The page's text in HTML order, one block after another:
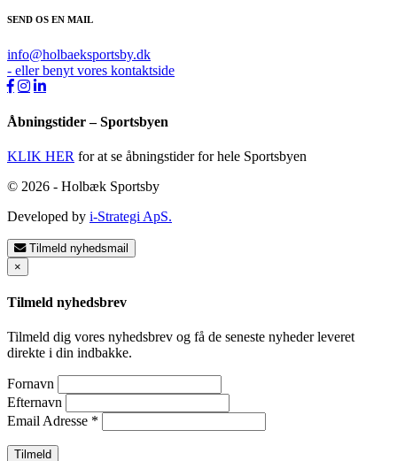
SEND OS EN MAIL
info@holbaeksportsby.dk
- eller benyt vores kontaktside
Åbningstider – Sportsbyen
KLIK HER for at se åbningstider for hele Sportsbyen
© 2026 - Holbæk Sportsby
Developed by i-Strategi ApS.
Tilmeld nyhedsmail
×
Tilmeld nyhedsbrev
Tilmeld dig vores nyhedsbrev og få de seneste nyheder leveret
direkte i din indbakke.
Fornavn
Efternavn
Email Adresse *